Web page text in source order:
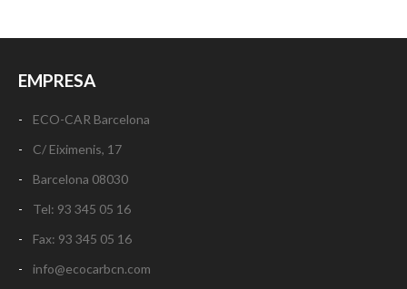
EMPRESA
ECO-CAR Barcelona
C/ Eiximenis, 17
Barcelona 08030
Tel: 93 345 05 16
Fax: 93 345 05 16
info@ecocarbcn.com